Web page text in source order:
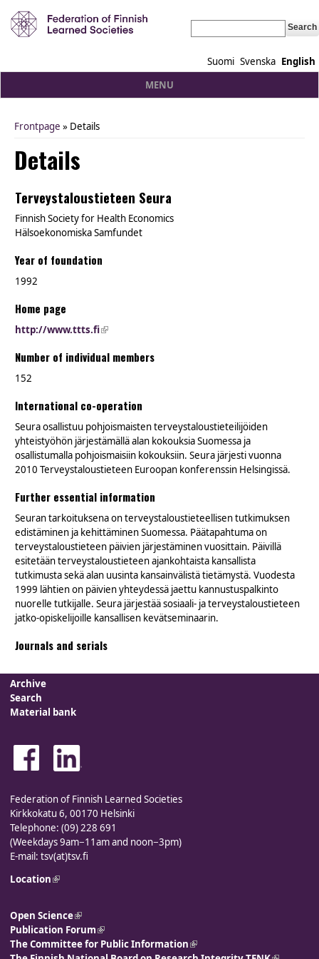
Suomi Svenska English
MENU
You are here
Frontpage » Details
Details
Terveystaloustieteen Seura
Finnish Society for Health Economics
Hälsoekonomiska Samfundet
Year of foundation
1992
Home page
http://www.ttts.fi(link is external)
Number of individual members
152
International co-operation
Seura osallistuu pohjoismaisten terveystaloustieteilijöiden
yhteistyöhön järjestämällä alan kokouksia Suomessa ja
osallistumalla pohjoismaisiin kokouksiin. Seura järjesti vuonna
2010 Terveystaloustieteen Euroopan konferenssin Helsingissä.
Further essential information
Seuran tarkoituksena on terveystaloustieteellisen tutkimuksen
edistäminen ja kehittäminen Suomessa. Päätapahtuma on
terveystaloustieteen päivien järjestäminen vuosittain. Päivillä
esitetään terveystaloustieteen ajankohtaista kansallista
tutkimusta sekä alan uusinta kansainvälistä tietämystä. Vuodesta
1999 lähtien on päivien yhteydessä jaettu kannustuspalkinto
nuorelle tutkijalle. Seura järjestää sosiaali- ja terveystaloustieteen
jatko-opiskelijoille kansallisen kevätseminaarin.
Journals and serials
Archive
Search
Material bank
Federation of Finnish Learned Societies
Kirkkokatu 6, 00170 Helsinki
Telephone: (09) 228 691
(Weekdays 9am−11am and noon−3pm)
E-mail: tsv(at)tsv.fi
Location(link is external)
Open Science(link is external)
Publication Forum(link is external)
The Committee for Public Information(link is external)